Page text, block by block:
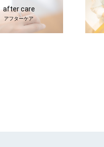
after care
アフターケア